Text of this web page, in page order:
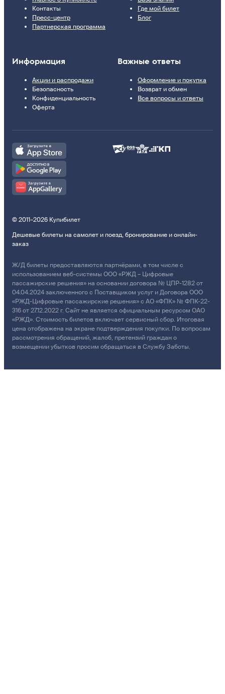
Контакты
Пресс-центр
Партнерская программа
Где мой билет
Блог
Информация
Акции и распродажи
Безопасность
Конфиденциальность
Оферта
Важные ответы
Оформление и покупка
Возврат и обмен
Все вопросы и ответы
© 2011–2026 Купибилет
Дешевые билеты на самолет и поезд, бронирование и онлайн-
заказ
Ж/Д билеты предоставляются партнёрами, в том числе с
использованием веб-системы ООО «РЖД – Цифровые
пассажирские решения» на основании договора № ЦПР-1282 от
04.04.2024 заключенного с Поставщиком услуг и Договора ООО
«РЖД-Цифровые пассажирские решения» с АО «ФПК» № ФПК-22-
316 от 27.12.2022 г. Сайт не является официальным ресурсом ОАО
«РЖД». Стоимость билетов включает сервисный сбор. Итоговая
цена отображена на экране подтверждения покупки. По вопросам
рассмотрения обращений, жалоб, претензий граждан о
возмещении убытков просим обращаться в Службу Заботы.